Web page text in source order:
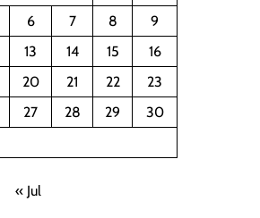
6 7 8
9
13 14 15
16
20 21 22
23
27 28 29
30
« Jul